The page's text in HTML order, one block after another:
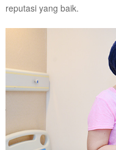
reputasi yang baik.